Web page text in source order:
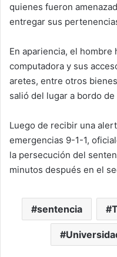
quienes fueron
entregar sus
En apariencia, el
computadora y sus
aretes, entre otros
salió del lugar a bordo
Luego de recibir una
emergencias 9-1-1,
la persecución del
minutos después en el
sentencia